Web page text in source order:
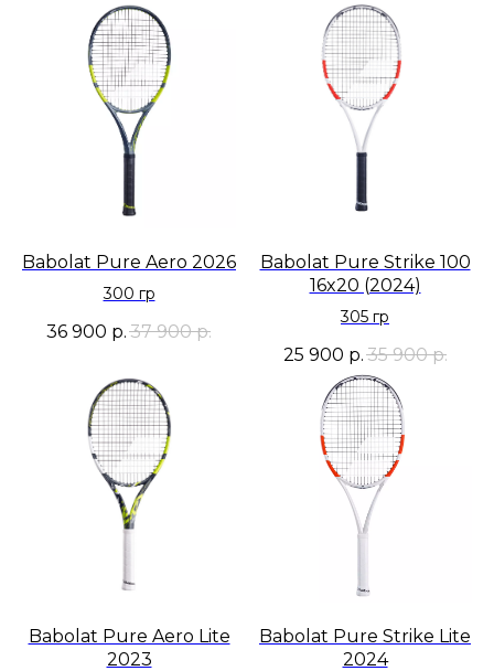
Babolat Pure Aero 2026
300 гр
36 900 р. 37 900 р.
Babolat Pure Strike 100
16x20 (2024)
305 гр
25 900 р.35 900 р.
Babolat Pure Aero Lite
2023
Babolat Pure Strike Lite
2024